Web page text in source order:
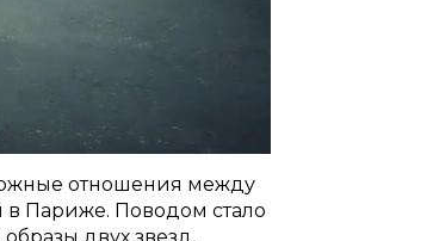
отношения между
Париже. Поводом стало